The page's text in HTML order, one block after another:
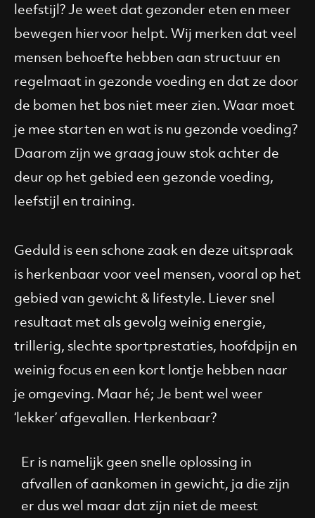
leefstijl? Je weet dat gezonder eten en meer
bewegen hiervoor helpt. Wij merken dat veel
mensen behoefte hebben aan structuur en
regelmaat in gezonde voeding en dat ze door
de bomen het bos niet meer zien. Waar moet
je mee starten en wat is nu gezonde voeding?
Daarom zijn we graag jouw stok achter de
deur op het gebied een gezonde voeding,
leefstijl en training.
Geduld is een schone zaak en deze uitspraak
is herkenbaar voor veel mensen, vooral op het
gebied van gewicht & lifestyle. Liever snel
resultaat met als gevolg weinig energie,
trillerig, slechte sportprestaties, hoofdpijn en
weinig focus en een kort lontje hebben naar
je omgeving. Maar hé; Je bent wel weer
‘lekker’ afgevallen. Herkenbaar?
Er is namelijk geen snelle oplossing in
afvallen of aankomen in gewicht, ja die zijn
er dus wel maar dat zijn niet de meest